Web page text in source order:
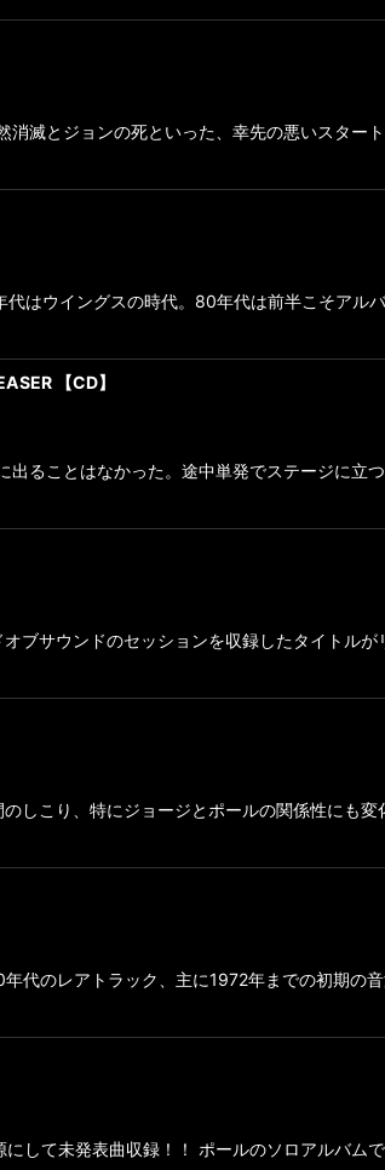
滅とジョンの死といった、幸先の悪いスター
はウイングスの時代。80年代は前半こそアル
【CD】
ることはなかった。途中単発でステージに
ブサウンドのセッションを収録したタイトル
しこり、特にジョージとポールの関係性にも
代のレアトラック、主に1972年までの初期の
て未発表曲収録！！ ポールのソロアルバム